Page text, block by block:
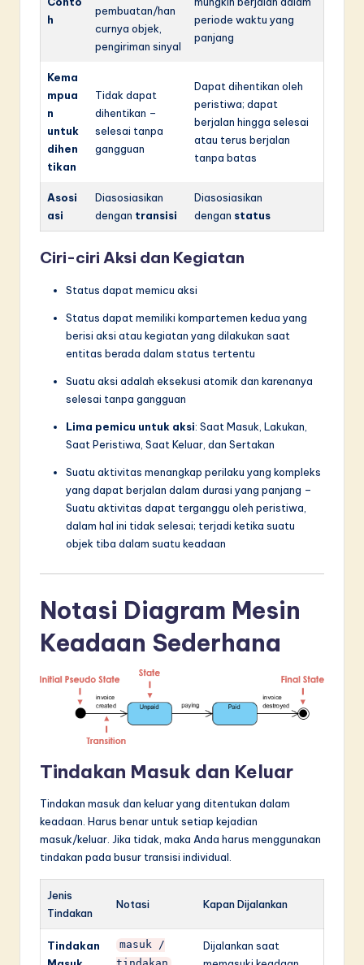
h
pembuatan/han
curnya objek,
pengiriman sinyal
periode waktu yang
panjang
Kema
mpua
n
untuk
dihen
tikan
Tidak dapat
dihentikan –
selesai tanpa
gangguan
Dapat dihentikan oleh
peristiwa; dapat
berjalan hingga selesai
atau terus berjalan
tanpa batas
Asosi
asi
Diasosiasikan
dengan transisi
Diasosiasikan
dengan status
Ciri-ciri Aksi dan Kegiatan
Status dapat memicu aksi
Status dapat memiliki kompartemen kedua yang
berisi aksi atau kegiatan yang dilakukan saat
entitas berada dalam status tertentu
Suatu aksi adalah eksekusi atomik dan karenanya
selesai tanpa gangguan
Lima pemicu untuk aksi: Saat Masuk, Lakukan,
Saat Peristiwa, Saat Keluar, dan Sertakan
Suatu aktivitas menangkap perilaku yang kompleks
yang dapat berjalan dalam durasi yang panjang –
Suatu aktivitas dapat terganggu oleh peristiwa,
dalam hal ini tidak selesai; terjadi ketika suatu
objek tiba dalam suatu keadaan
Notasi Diagram Mesin
Keadaan Sederhana
Tindakan Masuk dan Keluar
Tindakan masuk dan keluar yang ditentukan dalam
keadaan. Harus benar untuk setiap kejadian
masuk/keluar. Jika tidak, maka Anda harus menggunakan
tindakan pada busur transisi individual.
Jenis
Tindakan
Notasi Kapan Dijalankan
Tindakan
masuk /
Dijalankan saat